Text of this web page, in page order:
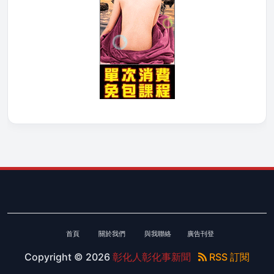
首頁 關於我們 與我聯絡 廣告刊登
Copyright © 2026 彰化人彰化事新聞 RSS 訂閱